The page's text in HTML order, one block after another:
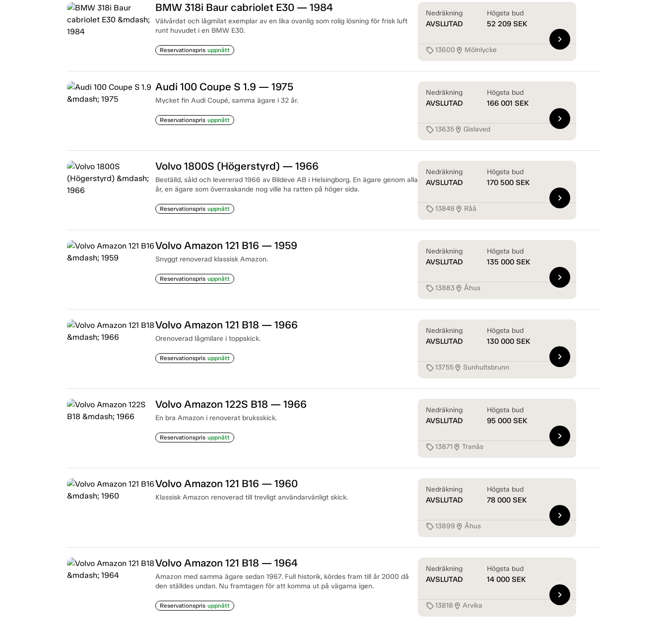
BMW 318i Baur cabriolet E30 — 1984
Välvårdat och lågmilat exemplar av en lika ovanlig som rolig lösning för frisk luft
runt huvudet i en BMW E30.
Reservationspris uppnått
Nedräkning
AVSLUTAD
Högsta bud
52 209 SEK
sell13600 location_on Mölnlycke
chevron_right
Audi 100 Coupe S 1.9 — 1975
Mycket fin Audi Coupé, samma ägare i 32 år.
Reservationspris uppnått
Nedräkning
AVSLUTAD
Högsta bud
166 001 SEK
sell13635location_on Gislaved
chevron_right
Volvo 1800S (Högerstyrd) — 1966
Beställd, såld och levererad 1966 av Bildeve AB i Helsingborg. En ägare genom alla
år, en ägare som överraskande nog ville ha ratten på höger sida.
Reservationspris uppnått
Nedräkning
AVSLUTAD
Högsta bud
170 500 SEK
sell13849 location_on Råå
chevron_right
Volvo Amazon 121 B16 — 1959
Snyggt renoverad klassisk Amazon.
Reservationspris uppnått
Nedräkning
AVSLUTAD
Högsta bud
135 000 SEK
sell13883location_on Åhus
chevron_right
Volvo Amazon 121 B18 — 1966
Orenoverad lågmilare i toppskick.
Reservationspris uppnått
Nedräkning
AVSLUTAD
Högsta bud
130 000 SEK
sell13755location_on Sunhultsbrunn
chevron_right
Volvo Amazon 122S B18 — 1966
En bra Amazon i renoverat bruksskick.
Reservationspris uppnått
Nedräkning
AVSLUTAD
Högsta bud
95 000 SEK
sell13871 location_on Tranås
chevron_right
Volvo Amazon 121 B16 — 1960
Klassisk Amazon renoverad till trevligt användarvänligt skick.
Nedräkning
AVSLUTAD
Högsta bud
78 000 SEK
sell13899 location_on Åhus
chevron_right
Volvo Amazon 121 B18 — 1964
Amazon med samma ägare sedan 1967. Full historik, kördes fram till år 2000 då
den ställdes undan. Nu framtagen för att komma ut på vägarna igen.
Reservationspris uppnått
Nedräkning
AVSLUTAD
Högsta bud
14 000 SEK
sell13818 location_on Arvika
chevron_right